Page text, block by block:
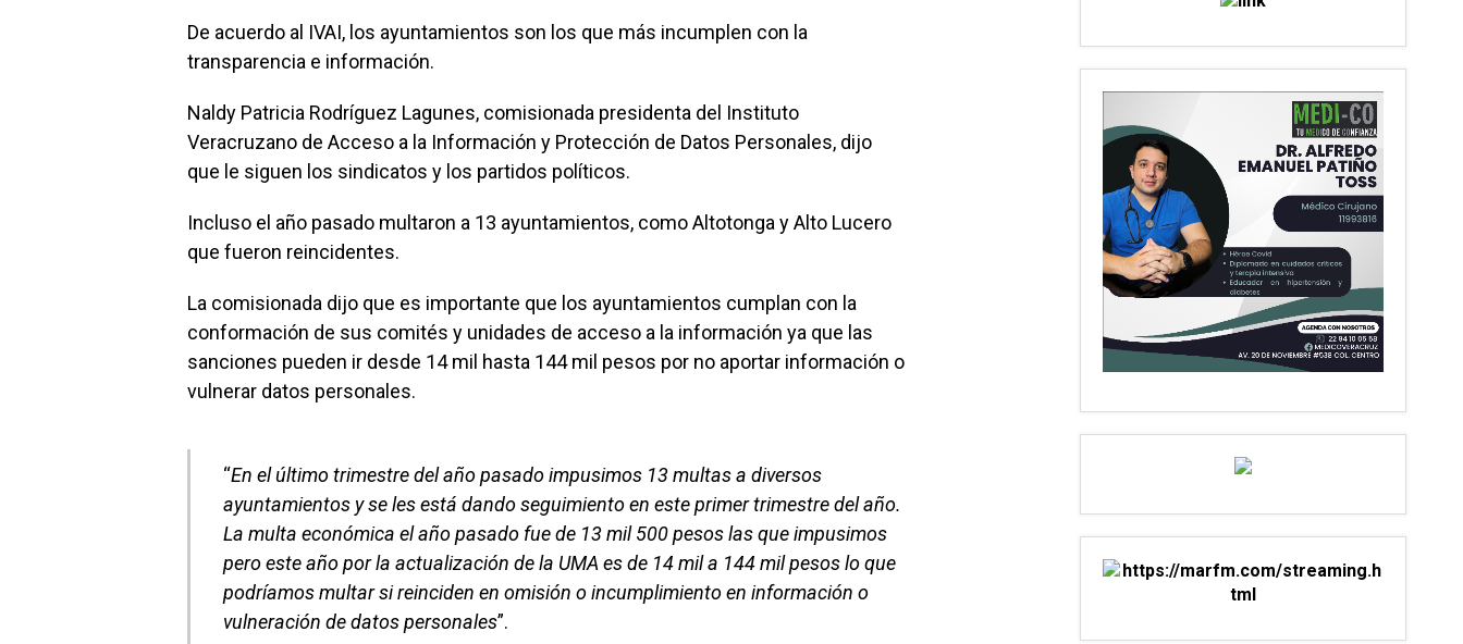
De acuerdo al IVAI, los ayuntamientos son los que más incumplen con la
transparencia e información.
Naldy Patricia Rodríguez Lagunes, comisionada presidenta del Instituto
Veracruzano de Acceso a la Información y Protección de Datos Personales, dijo
que le siguen los sindicatos y los partidos políticos.
Incluso el año pasado multaron a 13 ayuntamientos, como Altotonga y Alto Lucero
que fueron reincidentes.
La comisionada dijo que es importante que los ayuntamientos cumplan con la
conformación de sus comités y unidades de acceso a la información ya que las
sanciones pueden ir desde 14 mil hasta 144 mil pesos por no aportar información o
vulnerar datos personales.
“En el último trimestre del año pasado impusimos 13 multas a diversos
ayuntamientos y se les está dando seguimiento en este primer trimestre del año.
La multa económica el año pasado fue de 13 mil 500 pesos las que impusimos
pero este año por la actualización de la UMA es de 14 mil a 144 mil pesos lo que
podríamos multar si reinciden en omisión o incumplimiento en información o
vulneración de datos personales”.